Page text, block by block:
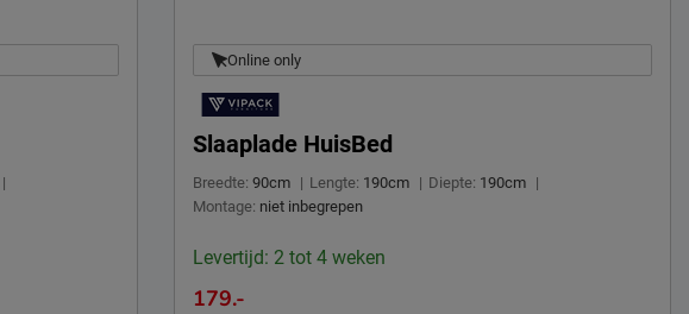
|
Online only
Slaaplade HuisBed
Breedte: 90cm | Lengte: 190cm | Diepte: 190cm |
Montage: niet inbegrepen
Levertijd: 2 tot 4 weken
179.-